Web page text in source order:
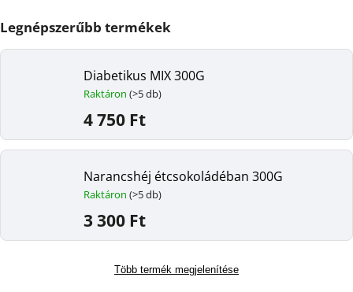
Legnépszerűbb termékek
Diabetikus MIX 300G
Raktáron (>5 db)
4 750 Ft
Narancshéj étcsokoládéban 300G
Raktáron (>5 db)
3 300 Ft
Több termék megjelenítése